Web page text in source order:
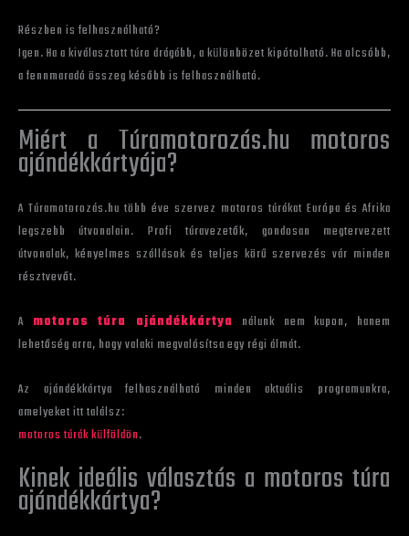
Részben is felhasználható?
Igen. Ha a kiválasztott túra drágább, a különbözet kipótolható. Ha olcsóbb,
a fennmaradó összeg később is felhasználható.
Miért a Túramotorozás.hu motoros
ajándékkártyája?
A Túramotorozás.hu több éve szervez motoros túrákat Európa és Afrika
legszebb útvonalain. Profi túravezetők, gondosan megtervezett
útvonalak, kényelmes szállások és teljes körű szervezés vár minden
résztvevőt.
A motoros túra ajándékkártya
nálunk nem kupon, hanem
lehetőség arra, hogy valaki megvalósítsa egy régi álmát.
Az ajándékkártya felhasználható minden aktuális programunkra,
amelyeket itt találsz:
motoros túrák külföldön.
Kinek ideális választás a motoros túra
ajándékkártya?